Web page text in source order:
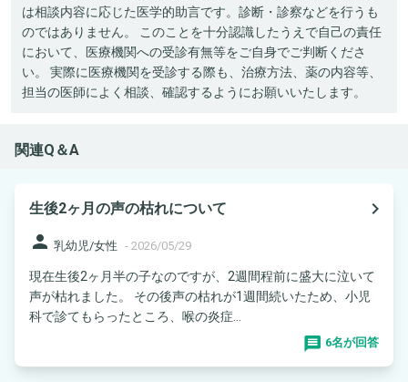
は相談内容に応じた医学的助言です。診断・診察などを行うも
のではありません。 このことを十分認識したうえで自己の責任
において、医療機関への受診有無等をご自身でご判断くださ
い。 実際に医療機関を受診する際も、治療方法、薬の内容等、
担当の医師によく相談、確認するようにお願いいたします。
関連Q＆A
生後2ヶ月の声の枯れについて
navigate_next
person 乳幼児/女性 - 2026/05/29
現在生後2ヶ月半の子なのですが、2週間程前に盛大に泣いて
声が枯れました。 その後声の枯れが1週間続いたため、小児
科で診てもらったところ、喉の炎症...
6名が回答